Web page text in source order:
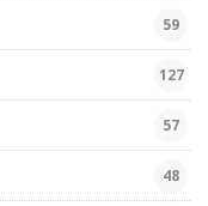
59
127
57
48